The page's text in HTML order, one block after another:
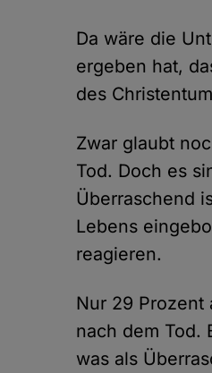
Da wäre die
ergeben hat,
des
Zwar glaubt
Tod. Doch es
Überraschend
Lebens
reagieren.
Nur 29 Prozent
nach dem Tod.
was als